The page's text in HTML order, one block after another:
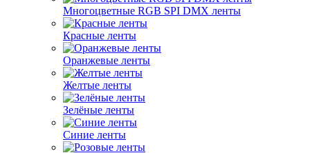
Многоцветные RGB SPI DMX ленты
Красные ленты
Оранжевые ленты
Желтые ленты
Зелёные ленты
Синие ленты